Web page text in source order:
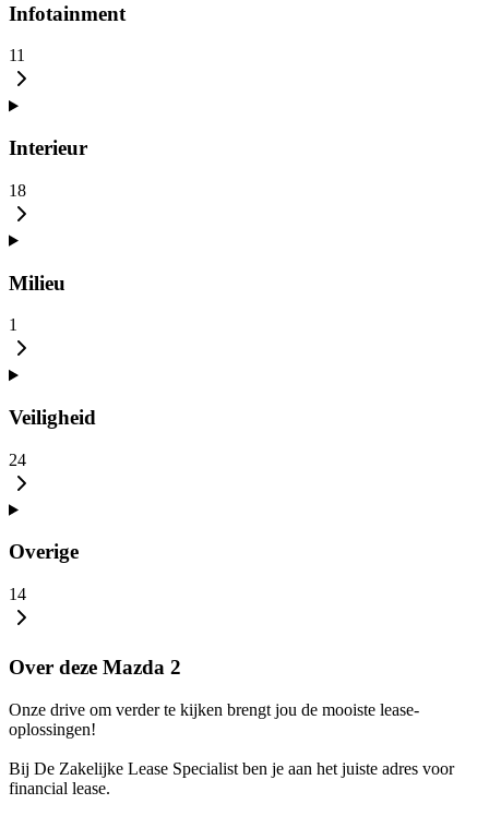
Infotainment
11
Interieur
18
Milieu
1
Veiligheid
24
Overige
14
Over deze Mazda 2
Onze drive om verder te kijken brengt jou de mooiste lease-
oplossingen!
Bij De Zakelijke Lease Specialist ben je aan het juiste adres voor
financial lease.